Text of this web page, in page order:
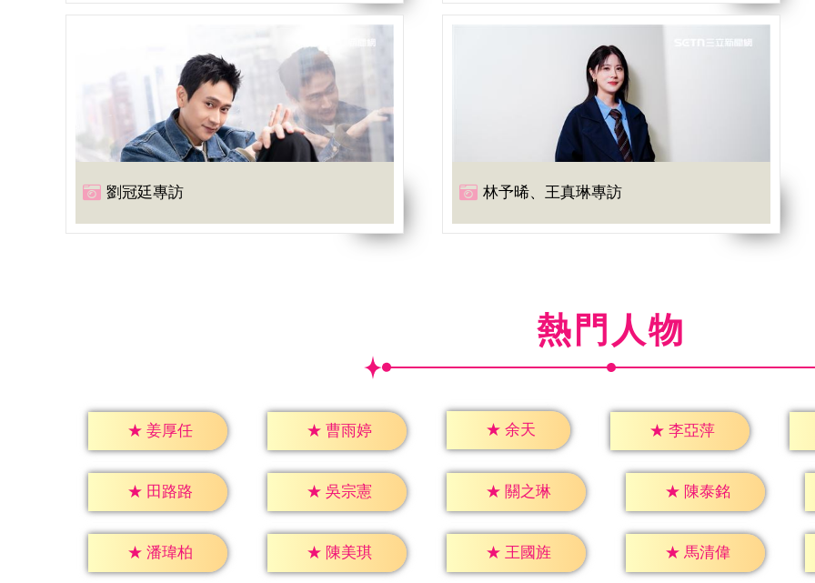
劉冠廷專訪 林予晞、王真琳專訪
熱門人物
★ 姜厚任 ★ 曹雨婷 ★ 余天 ★ 李亞萍
★ 田路路 ★ 吳宗憲 ★ 關之琳 ★ 陳泰銘
★ 潘瑋柏 ★ 陳美琪 ★ 王國旌 ★ 馬清偉